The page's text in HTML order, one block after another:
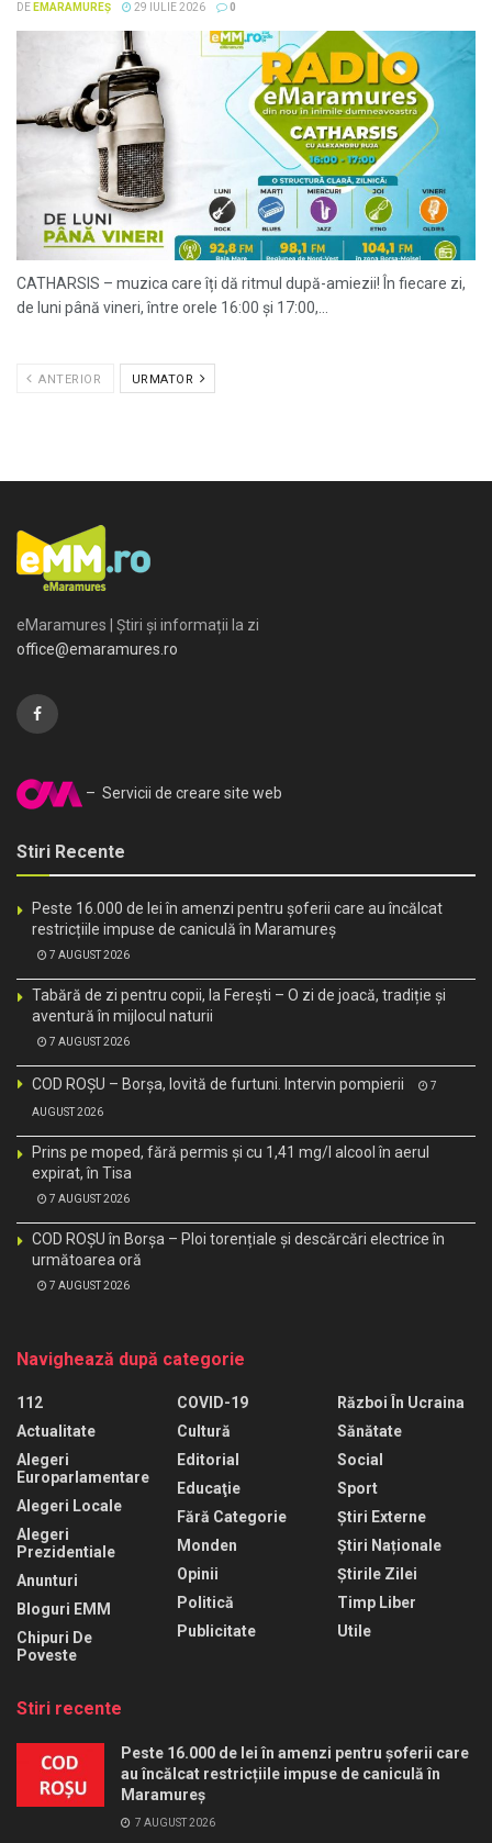
DE EMARAMUREȘ 29 IULIE 2026 0
CATHARSIS – muzica care îți dă ritmul după-amiezii! În fiecare zi,
de luni până vineri, între orele 16:00 și 17:00,...
ANTERIOR URMATOR
eMaramures | Știri și informații la zi
office@emaramures.ro
– Servicii de creare site web
Stiri Recente
Peste 16.000 de lei în amenzi pentru șoferii care au încălcat
restricțiile impuse de caniculă în Maramureș
7 AUGUST 2026
Tabără de zi pentru copii, la Ferești – O zi de joacă, tradiție și
aventură în mijlocul naturii
7 AUGUST 2026
COD ROȘU – Borșa, lovită de furtuni. Intervin pompierii 7
AUGUST 2026
Prins pe moped, fără permis și cu 1,41 mg/l alcool în aerul
expirat, în Tisa
7 AUGUST 2026
COD ROȘU în Borșa – Ploi torențiale și descărcări electrice în
următoarea oră
7 AUGUST 2026
Navighează după categorie
112
Actualitate
Alegeri
Europarlamentare
Alegeri Locale
Alegeri
Prezidentiale
Anunturi
Bloguri EMM
Chipuri De
Poveste
COVID-19
Cultură
Editorial
Educaţie
Fără Categorie
Monden
Opinii
Politică
Publicitate
Război În Ucraina
Sănătate
Social
Sport
Știri Externe
Știri Naționale
Știrile Zilei
Timp Liber
Utile
Stiri recente
Peste 16.000 de lei în amenzi pentru șoferii care
au încălcat restricțiile impuse de caniculă în
Maramureș
7 AUGUST 2026